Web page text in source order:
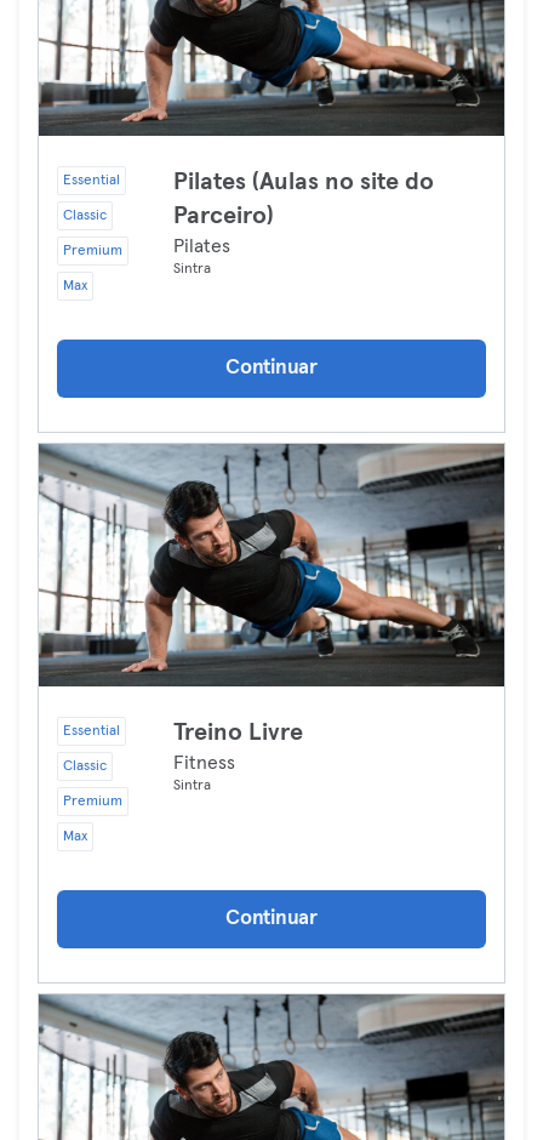
Essential
Classic
Premium
Max
Pilates (Aulas no site do
Parceiro)
Pilates
Sintra
Continuar
Essential
Classic
Premium
Max
Treino Livre
Fitness
Sintra
Continuar